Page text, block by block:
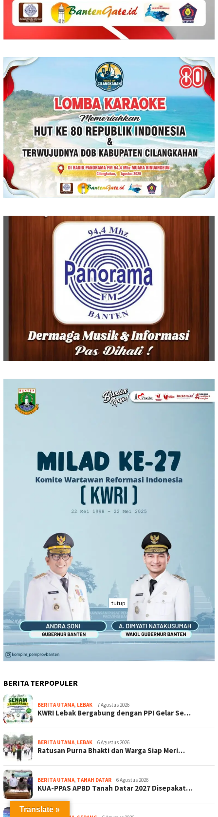
BERITA TERPOPULER
BERITA UTAMA LEBAK 7 Agustus 2026
KWRI Lebak Bergabung dengan PPI Gelar Se…
BERITA UTAMA LEBAK 6 Agustus 2026
Ratusan Purna Bhakti dan Warga Siap Meri…
BERITA UTAMA TANAH DATAR 6 Agustus 2026
KUA-PPAS APBD Tanah Datar 2027 Disepakat…
tutup
Translate »